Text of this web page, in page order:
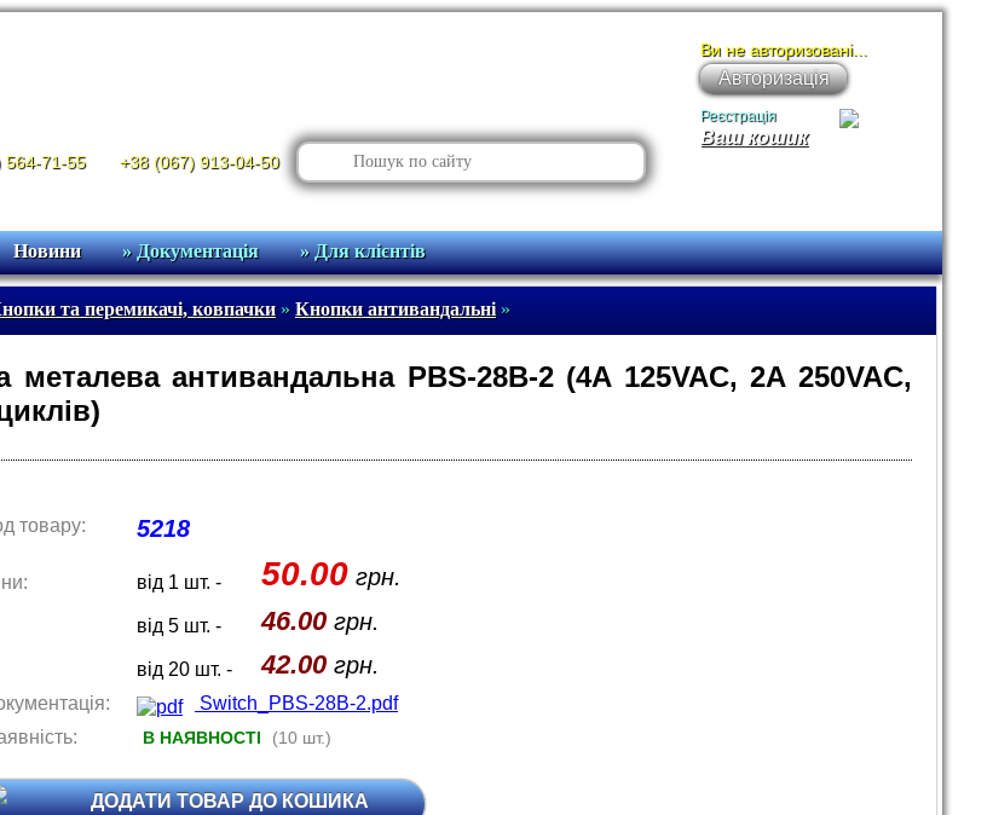
564-71-55 +38 (067) 913-04-50
Ваш кошик
Ви не авторизовані...
Авторизація
Реєстрація
Новини » Документація » Для клієнтів
та перемикачі, ковпачки» Кнопки антивандальні»
металева антивандальна PBS-28B-2 (4A 125VAC, 2A 250VAC,
товару: 5218
від 1 шт. - 50.00 грн.
від 5 шт. - 46.00 грн.
від 20 шт. - 42.00 грн.
Switch_PBS-28B-2.pdf
В НАЯВНОСТІ (10 шт.)
ДОДАТИ ТОВАР ДО КОШИКА